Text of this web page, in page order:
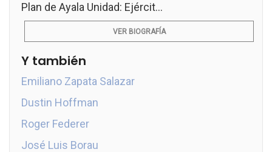
Plan de Ayala Unidad: Ejércit...
VER BIOGRAFÍA
Y también
Emiliano Zapata Salazar
Dustin Hoffman
Roger Federer
José Luis Borau